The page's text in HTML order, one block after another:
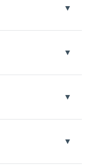
▼
▼
▼
▼